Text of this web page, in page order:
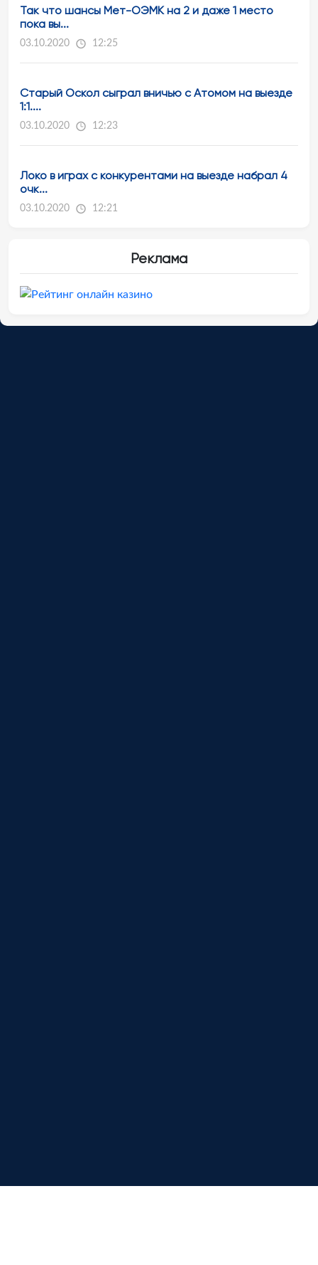
Так что шансы Мет-ОЭМК на 2 и даже 1 место
пока вы...
03.10.2020 12:25
Старый Оскол сыграл вничью с Атомом на выезде
1:1....
03.10.2020 12:23
Локо в играх с конкурентами на выезде набрал 4
очк...
03.10.2020 12:21
Реклама